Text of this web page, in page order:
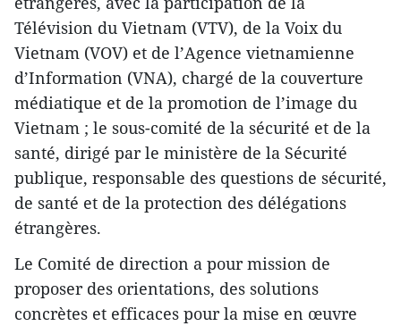
Télévision du Vietnam (VTV), de la Voix du
Vietnam (VOV) et de l’Agence vietnamienne
d’Information (VNA), chargé de la couverture
médiatique et de la promotion de l’image du
Vietnam ; le sous-comité de la sécurité et de la
santé, dirigé par le ministère de la Sécurité
publique, responsable des questions de sécurité,
de santé et de la protection des délégations
étrangères.
Le Comité de direction a pour mission de
proposer des orientations, des solutions
concrètes et efficaces pour la mise en œuvre